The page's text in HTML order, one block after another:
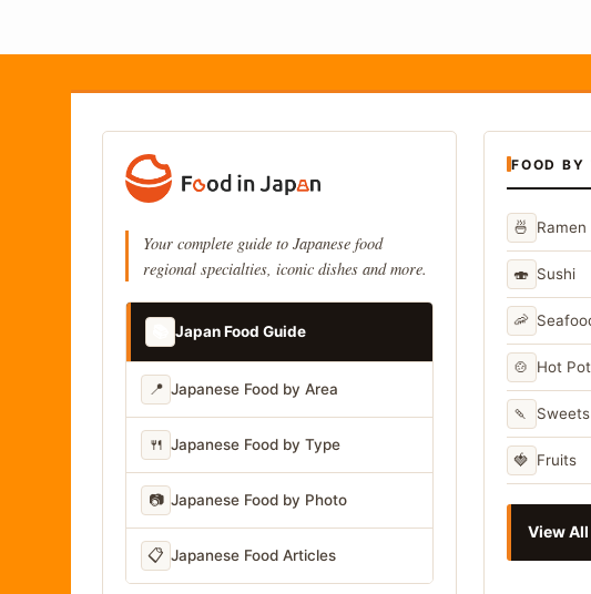
Your complete guide to Japanese food
regional specialties, iconic dishes and more.
Japan Food Guide
📍 Japanese Food by Area
🍴 Japanese Food by Type
📷 Japanese Food by Photo
📋 Japanese Food Articles
FOOD BY
🍜 Ramen
🍣 Sushi
🦐
🍲 Hot Pot
🍡 Sweets
🍓 Fruits
View All